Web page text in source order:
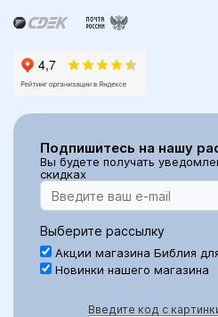
Подпишитесь на нашу
Вы будете получать
скидках
Выберите рассылку
Акции магазина Библия
Новинки нашего магазина
Введите код с